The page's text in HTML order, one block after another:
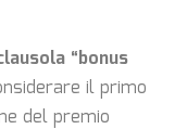
“bonus
il primo
del premio